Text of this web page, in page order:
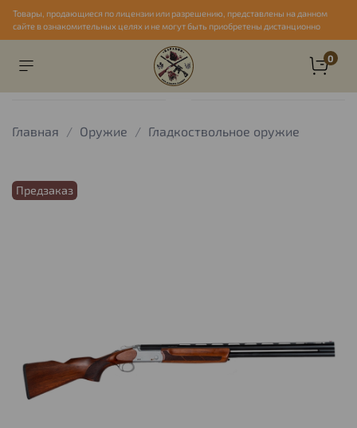
Товары, продающиеся по лицензии или разрешению, представлены на данном
сайте в ознакомительных целях и не могут быть приобретены дистанционно
0
Главная Оружие Гладкоствольное оружие
Предзаказ